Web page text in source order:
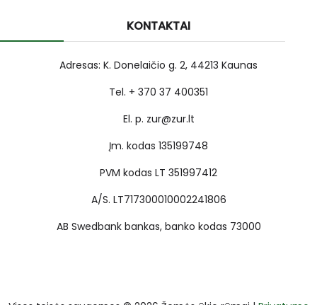
KONTAKTAI
Adresas: K. Donelaičio g. 2, 44213 Kaunas
Tel. + 370 37 400351
El. p. zur@zur.lt
Įm. kodas 135199748
PVM kodas LT 351997412
A/S. LT717300010002241806
AB Swedbank bankas, banko kodas 73000